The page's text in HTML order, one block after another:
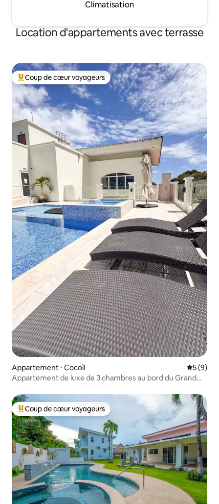
Climatisation
Location d'appartements avec terrasse
Coups de cœur voyageurs les plus appréciés
Coup de cœur voyageurs
Appartement ⋅ Cocolí
5 (9)
Appartement de luxe de 3 chambres au bord du Grand
Coups de cœur voyageurs les plus appréciés
Coup de cœur voyageurs